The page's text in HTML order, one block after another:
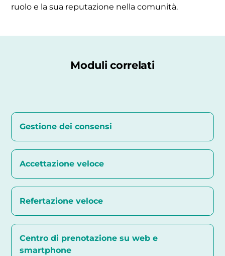
ruolo e la sua reputazione nella comunità.
Moduli correlati
Gestione dei consensi
Accettazione veloce
Refertazione veloce
Centro di prenotazione su web e
smartphone